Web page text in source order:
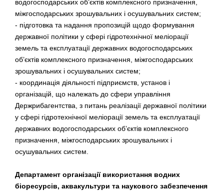
водогосподарських об’єктів комплексного призначення,
міжгосподарських зрошувальних і осушувальних систем;
- підготовка та надання пропозицій щодо формування
державної політики у сфері гідротехнічної меліорації
земель та експлуатації державних водогосподарських
об’єктів комплексного призначення, міжгосподарських
зрошувальних і осушувальних систем;
- координація діяльності підприємств, установ і
організацій, що належать до сфери управління
Держрибагентства, з питань реалізації державної політики
у сфері гідротехнічної меліорації земель та експлуатації
державних водогосподарських об’єктів комплексного
призначення, міжгосподарських зрошувальних і
осушувальних систем.
Департамент організації використання водних
біоресурсів, аквакультури та наукового забезпечення